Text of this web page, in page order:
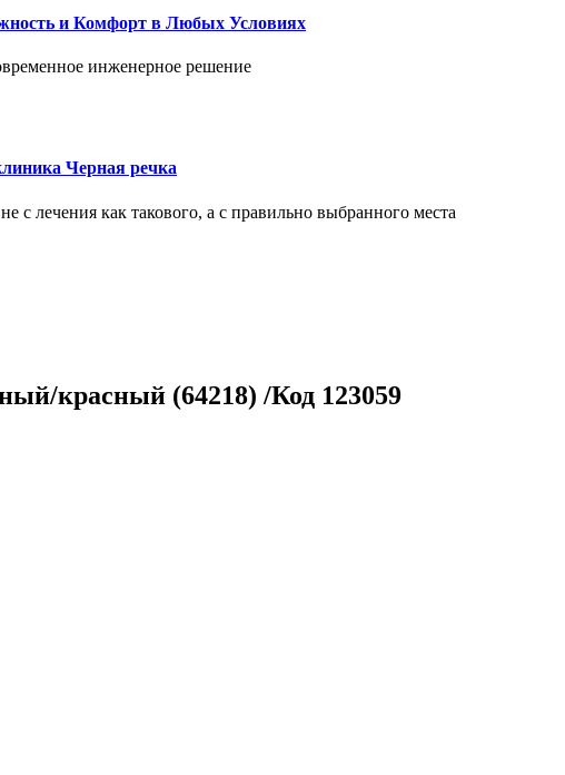
и Комфорт в Любых Условиях
инженерное решение
Черная речка
с лечения как такового, а с правильно выбранного места
красный (64218) /Код 123059